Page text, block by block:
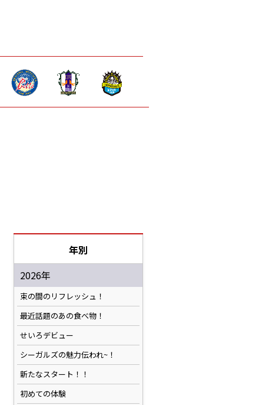
年別
2026年
束の間のリフレッシュ！
最近話題のあの食べ物！
せいろデビュー
シーガルズの魅力伝われ~！
新たなスタート！！
初めての体験